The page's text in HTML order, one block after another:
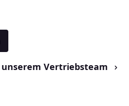
Vertriebsteam